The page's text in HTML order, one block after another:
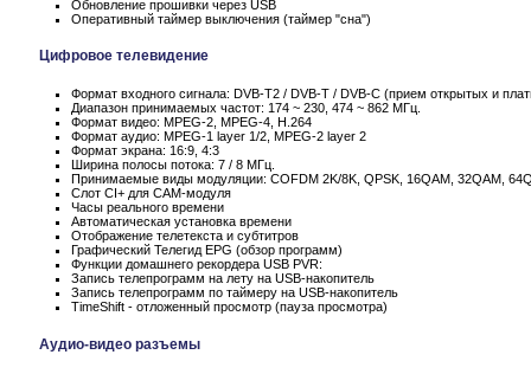
Обновление прошивки через USB
Оперативный таймер выключения (таймер "сна")
Цифровое телевидение
Формат входного сигнала: DVB-T2 / DVB-T / DVB-C (прием открытых и
Диапазон принимаемых частот: 174 ~ 230, 474 ~ 862 МГц.
Формат видео: MPEG-2, MPEG-4, H.264
Формат аудио: MPEG-1 layer 1/2, MPEG-2 layer 2
Формат экрана: 16:9, 4:3
Ширина полосы потока: 7 / 8 МГц.
Принимаемые виды модуляции: COFDM 2K/8K, QPSK, 16QAM, 32QAM,
Слот CI+ для CAM-модуля
Часы реального времени
Автоматическая установка времени
Отображение телетекста и субтитров
Графический Телегид EPG (обзор программ)
Функции домашнего рекордера USB PVR:
Запись телепрограмм на лету на USB-накопитель
Запись телепрограмм по таймеру на USB-накопитель
TimeShift - отложенный просмотр (пауза просмотра)
Аудио-видео разъемы